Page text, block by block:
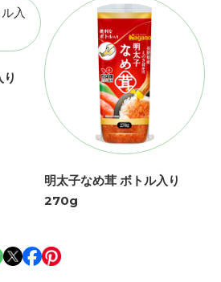
明太子なめ茸 ボトル入り
270g